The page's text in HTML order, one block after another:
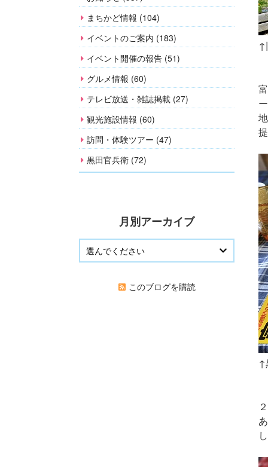
↑
↑
まちかど情報 (104)
イベントのご案内 (183)
イベント開催の報告 (51)
グルメ情報 (60)
テレビ放送・雑誌掲載 (27)
観光施設情報 (60)
訪問・体験ツアー (47)
黒田官兵衛 (72)
月別アーカイブ
このブログを購読